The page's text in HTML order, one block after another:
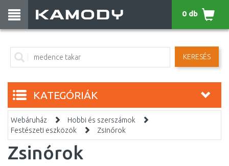
KERESÉS
0 db
KATEGÓRIÁK
Webáruház
Hobbi és szerszámok
Festészeti eszközök
Zsinórok
Zsinórok